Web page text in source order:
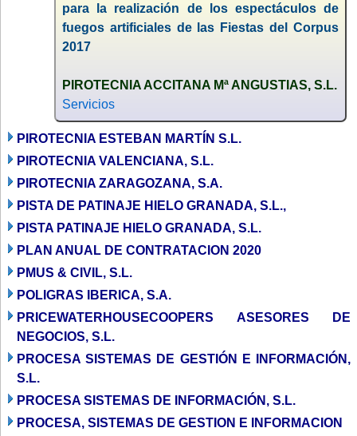
para la realización de los espectáculos de
fuegos artificiales de las Fiestas del Corpus
2017
PIROTECNIA ACCITANA Mª ANGUSTIAS, S.L.
Servicios
PIROTECNIA ESTEBAN MARTÍN S.L.
PIROTECNIA VALENCIANA, S.L.
PIROTECNIA ZARAGOZANA, S.A.
PISTA DE PATINAJE HIELO GRANADA, S.L.,
PISTA PATINAJE HIELO GRANADA, S.L.
PLAN ANUAL DE CONTRATACION 2020
PMUS & CIVIL, S.L.
POLIGRAS IBERICA, S.A.
PRICEWATERHOUSECOOPERS ASESORES DE
NEGOCIOS, S.L.
PROCESA SISTEMAS DE GESTIÓN E INFORMACIÓN,
S.L.
PROCESA SISTEMAS DE INFORMACIÓN, S.L.
PROCESA, SISTEMAS DE GESTION E INFORMACION